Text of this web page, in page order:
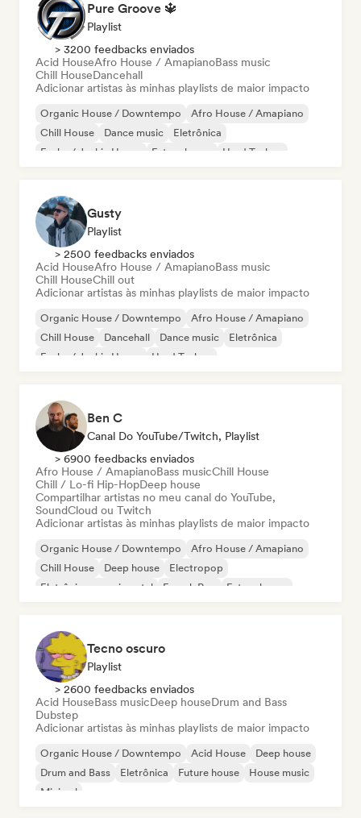
Pure Groove 🔱
Playlist
> 3200 feedbacks enviados
Acid HouseAfro House / AmapianoBass music
Chill HouseDancehall
Adicionar artistas às minhas playlists de maior impacto
Organic House / Downtempo
Afro House / Amapiano
Chill House
Dance music
Eletrônica
Funky / Jackin House
Future house Hard Techno
Gusty
Playlist
> 2500 feedbacks enviados
Acid HouseAfro House / AmapianoBass music
Chill HouseChill out
Adicionar artistas às minhas playlists de maior impacto
Organic House / Downtempo
Afro House / Amapiano
Chill House
Dancehall Dance music
Eletrônica
Funky / Jackin House
Hard Techno
Ben C
Canal Do YouTube/Twitch, Playlist
> 6900 feedbacks enviados
Afro House / AmapianoBass musicChill House
Chill / Lo-fi Hip-HopDeep house
Compartilhar artistas no meu canal do YouTube,
SoundCloud ou Twitch
Adicionar artistas às minhas playlists de maior impacto
Organic House / Downtempo
Afro House / Amapiano
Chill House
Deep house
Electropop
Eletrônica experimental
French Pop Future house
Tecno oscuro
Playlist
> 2600 feedbacks enviados
Acid HouseBass musicDeep houseDrum and Bass
Dubstep
Adicionar artistas às minhas playlists de maior impacto
Organic House / Downtempo Acid House
Deep house
Drum and Bass
Eletrônica Future house
House music
Minimal